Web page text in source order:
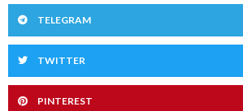
TELEGRAM
TWITTER
PINTEREST